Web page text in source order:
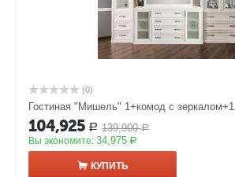
(0)
Гостиная "Мишель" 1+комод с зеркалом+1
104,925 Р 139,900 Р
Вы экономите: 34,975 Р
КУПИТЬ